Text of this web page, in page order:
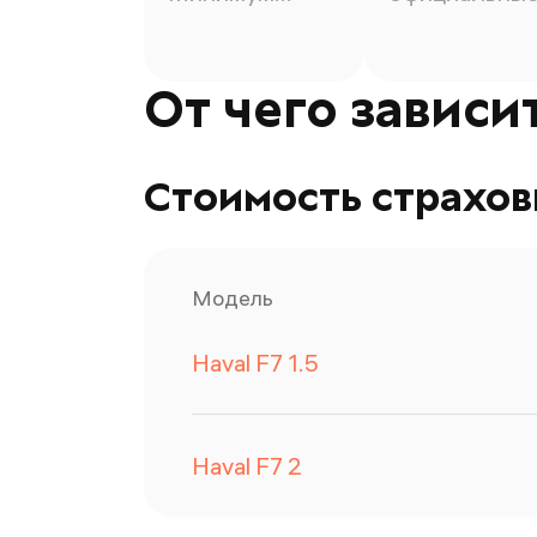
От чего
Стоимость
Модель
Haval F7 1.5
Haval F7 2